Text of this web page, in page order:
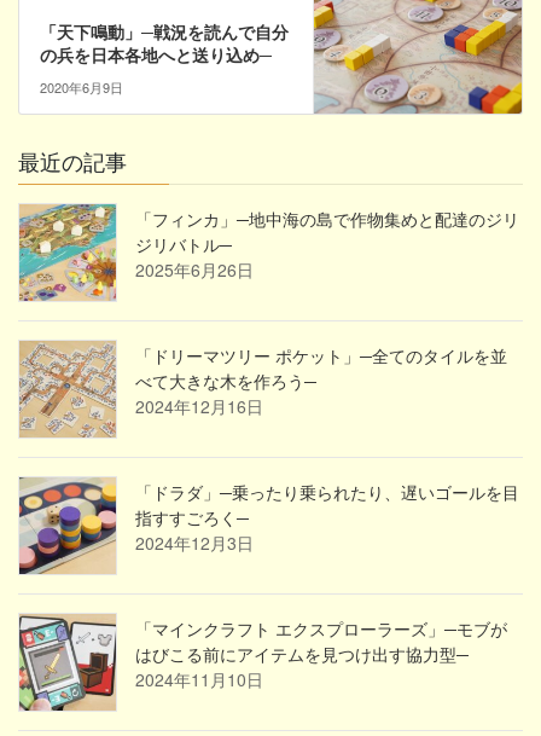
「天下鳴動」─戦況を読んで自分
の兵を日本各地へと送り込め─
2020年6月9日
最近の記事
「フィンカ」─地中海の島で作物集めと配達のジリ
ジリバトル─
2025年6月26日
「ドリーマツリー ポケット」─全てのタイルを並
べて大きな木を作ろう─
2024年12月16日
「ドラダ」─乗ったり乗られたり、遅いゴールを目
指すすごろく─
2024年12月3日
「マインクラフト エクスプローラーズ」─モブが
はびこる前にアイテムを見つけ出す協力型─
2024年11月10日